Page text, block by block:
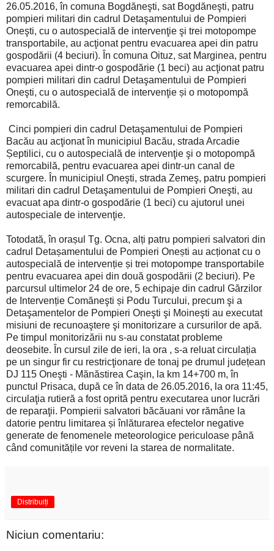
26.05.2016, în comuna Bogdăneşti, sat Bogdăneşti, patru
pompieri militari din cadrul Detaşamentului de Pompieri
Oneşti, cu o autospecială de intervenţie şi trei motopompe
transportabile, au acţionat pentru evacuarea apei din patru
gospodării (4 beciuri). În comuna Oituz, sat Marginea, pentru
evacuarea apei dintr-o gospodărie (1 beci) au acţionat patru
pompieri militari din cadrul Detaşamentului de Pompieri
Oneşti, cu o autospecială de intervenţie și o motopompă
remorcabilă.
Cinci pompieri din cadrul Detaşamentului de Pompieri
Bacău au acţionat în municipiul Bacău, strada Arcadie
Șeptilici, cu o autospecială de intervenţie şi o motopompă
remorcabilă, pentru evacuarea apei dintr-un canal de
scurgere. În municipiul Oneşti, strada Zemeş, patru pompieri
militari din cadrul Detaşamentului de Pompieri Oneşti, au
evacuat apa dintr-o gospodărie (1 beci) cu ajutorul unei
autospeciale de intervenţie.
Totodată, în orașul Tg. Ocna, alți patru pompieri salvatori din
cadrul Detașamentului de Pompieri Onești au acționat cu o
autospecială de intervenție și trei motopompe transportabile
pentru evacuarea apei din două gospodării (2 beciuri). Pe
parcursul ultimelor 24 de ore, 5 echipaje din cadrul Gărzilor
de Intervenție Comăneşti și Podu Turcului, precum şi a
Detaşamentelor de Pompieri Oneşti şi Moineşti au executat
misiuni de recunoaştere şi monitorizare a cursurilor de apă.
Pe timpul monitorizării nu s-au constatat probleme
deosebite. În cursul zile de ieri, la ora , s-a reluat circulația
pe un singur fir cu restricţionare de tonaj pe drumul județean
DJ 115 Oneşti - Mănăstirea Caşin, la km 14+700 m, în
punctul Prisaca, după ce în data de 26.05.2016, la ora 11:45,
circulaţia rutieră a fost oprită pentru executarea unor lucrări
de reparaţii. Pompierii salvatori băcăuani vor rămâne la
datorie pentru limitarea și înlăturarea efectelor negative
generate de fenomenele meteorologice periculoase până
când comunitățile vor reveni la starea de normalitate.
Distribuiți
Niciun comentariu: